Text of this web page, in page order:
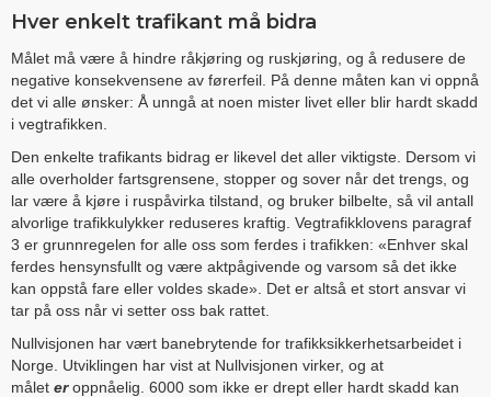
Hver enkelt trafikant må bidra
Målet må være å hindre råkjøring og ruskjøring, og å redusere de
negative konsekvensene av førerfeil. På denne måten kan vi oppnå
det vi alle ønsker: Å unngå at noen mister livet eller blir hardt skadd
i vegtrafikken.
Den enkelte trafikants bidrag er likevel det aller viktigste. Dersom vi
alle overholder fartsgrensene, stopper og sover når det trengs, og
lar være å kjøre i ruspåvirka tilstand, og bruker bilbelte, så vil antall
alvorlige trafikkulykker reduseres kraftig. Vegtrafikklovens paragraf
3 er grunnregelen for alle oss som ferdes i trafikken: «Enhver skal
ferdes hensynsfullt og være aktpågivende og varsom så det ikke
kan oppstå fare eller voldes skade». Det er altså et stort ansvar vi
tar på oss når vi setter oss bak rattet.
Nullvisjonen har vært banebrytende for trafikksikkerhetsarbeidet i
Norge. Utviklingen har vist at Nullvisjonen virker, og at
målet eroppnåelig. 6000 som ikke er drept eller hardt skadd kan